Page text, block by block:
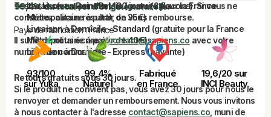
99,4% du total est d’origine naturelle.
Pays de fabrication : France
Livraison en Point Relais(gratuite pour la France
Métropolitaine à partir de 35€)
Livraison à Domicile - Standard (gratuite pour la France
Métropolitaine à partir de 40€)
Livraison à Domicile - Express(payante)
Retours gratuits sous 30 jours.
Si le produit ne convient pas, vous avez 30 jours pour nous le
renvoyer et demander un remboursement. Nous vous invitons
à nous contacter à l'adresse contact@sapiens.co, muni de
Testez le sérum pendant 100 jours (2 flacons). Si vous ne
constatez aucun résultat, on vous rembourse.
Il suffit de nous écrire à contact@sapiens.co avec votre
numéro de commande.
93/100
sur Yuka
99,4%
Naturel
Fabriqué
en France
19,6/20 sur
INCI Beauty